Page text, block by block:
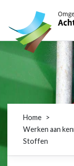
Home
Werken aan
Stoffen